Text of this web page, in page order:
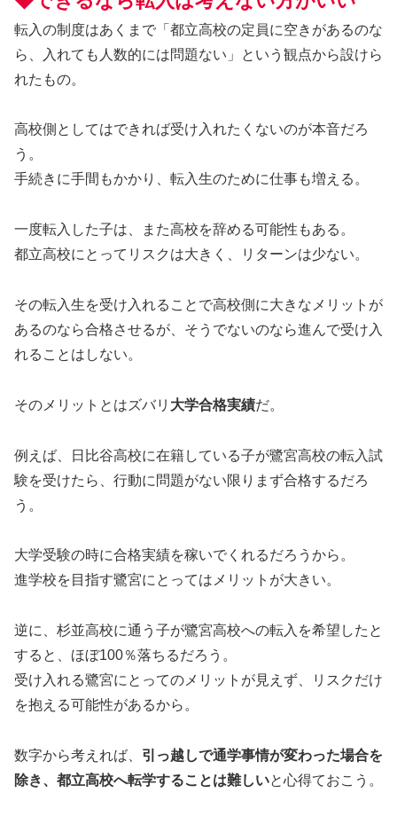
転入の制度はあくまで「都立高校の定員に空きがあるのな
ら、入れても人数的には問題ない」という観点から設けら
れたもの。
高校側としてはできれば受け入れたくないのが本音だろ
う。
手続きに手間もかかり、転入生のために仕事も増える。
一度転入した子は、また高校を辞める可能性もある。
都立高校にとってリスクは大きく、リターンは少ない。
その転入生を受け入れることで高校側に大きなメリットが
あるのなら合格させるが、そうでないのなら進んで受け入
れることはしない。
そのメリットとはズバリ 大学合格実績だ。
例えば、日比谷高校に在籍している子が鷺宮高校の転入試
験を受けたら、行動に問題がない限りまず合格するだろ
う。
大学受験の時に合格実績を稼いでくれるだろうから。
進学校を目指す鷺宮にとってはメリットが大きい。
逆に、杉並高校に通う子が鷺宮高校への転入を希望したと
すると、ほぼ100％落ちるだろう。
受け入れる鷺宮にとってのメリットが見えず、リスクだけ
を抱える可能性があるから。
数字から考えれば、 引っ越しで通学事情が変わった場合を
除き、都立高校へ転学することは難しいと心得ておこう。